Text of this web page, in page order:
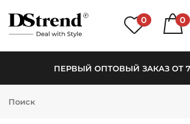
0 0
ПЕРВЫЙ ОПТОВЫЙ ЗАКАЗ ОТ
КАТАЛОГ